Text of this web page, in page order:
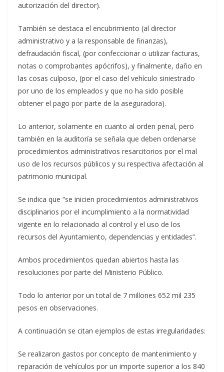
autorización del director).
También se destaca el encubrimiento (al director
administrativo y a la responsable de finanzas),
defraudación fiscal, (por confeccionar o utilizar facturas,
notas o comprobantes apócrifos), y finalmente, daño en
las cosas culposo, (por el caso del vehículo siniestrado
por uno de los empleados y que no ha sido posible
obtener el pago por parte de la aseguradora).
Lo anterior, solamente en cuanto al orden penal, pero
también en la auditoría se señala que deben ordenarse
procedimientos administrativos resarcitorios por el mal
uso de los recursos públicos y su respectiva afectación al
patrimonio municipal.
Se indica que “se inicien procedimientos administrativos
disciplinarios por el incumplimiento a la normatividad
vigente en lo relacionado al control y el uso de los
recursos del Ayuntamiento, dependencias y entidades”.
Ambos procedimientos quedan abiertos hasta las
resoluciones por parte del Ministerio Público.
Todo lo anterior por un total de 7 millones 652 mil 235
pesos en observaciones.
A continuación se citan ejemplos de estas irregularidades:
Se realizaron gastos por concepto de mantenimiento y
reparación de vehículos por un importe superior a los 840